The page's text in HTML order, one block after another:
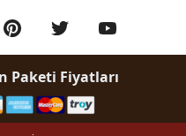
Paketi Fiyatları